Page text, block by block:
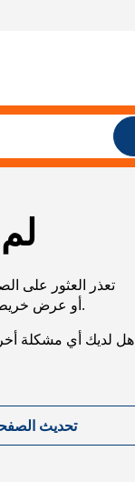
تعذر العثور على
URL، أو عرض خريطة الموقع الخاصة بنا لمساعدتك في العثور على ما تريد.
هل لديك أي مشكلة